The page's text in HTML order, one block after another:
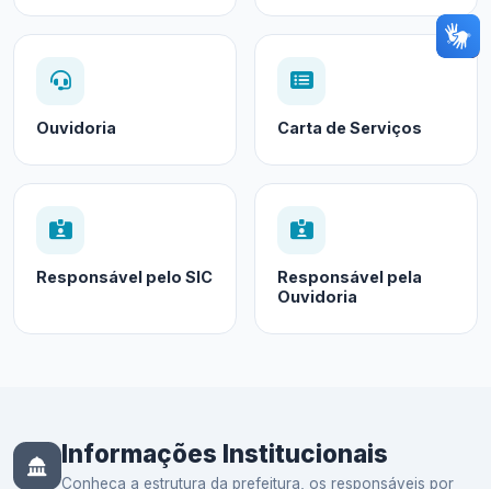
Ouvidoria Carta de Serviços
Responsável pelo SIC
Responsável pela
Ouvidoria
Informações Institucionais
Conheça a estrutura da prefeitura, os responsáveis por